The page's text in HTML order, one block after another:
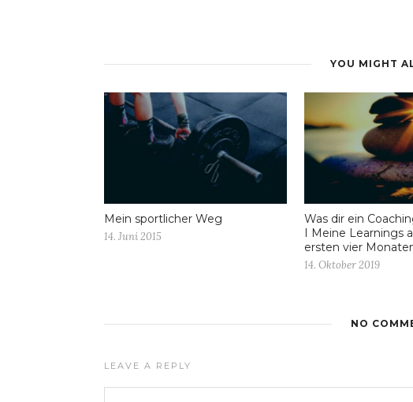
YOU MIGHT
Mein sportlicher Weg
14. Juni 2015
Was dir ein
I Meine Learnings
ersten vier
14. Oktober 2019
NO
LEAVE A REPLY